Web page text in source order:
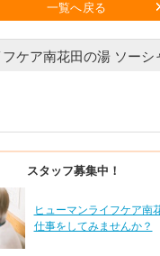
一覧へ戻る
ケア南花田の湯 ソーシ
スタッフ募集中！
ヒューマンライフケア南
仕事をしてみませんか？